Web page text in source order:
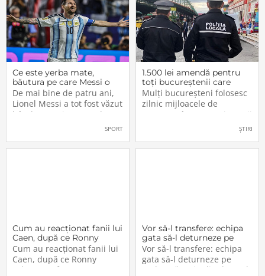
Ce este yerba mate,
băutura pe care Messi o
bea înainte de meciurile
din Campionatul Mondial
2026
De mai bine de patru ani,
Lionel Messi a tot fost văzut
bând un ceai extrem de
popular în Argentina. Este
plantă tradițională sud-
SPORT
1.500 lei amendă pentru
toți bucureștenii care
refuză să facă acest lucru
acum, în 2026.
Mulți bucureșteni folosesc
zilnic mijloacele de
transport în comun, iar unii
dintre ei călătoresc adesea
cu autobuzul sau tramvaiul
fără a plăti un bilet. Iar în
ȘTIRI
Cum au reacționat fanii lui
Caen, după ce Ronny
Labonne a fost prezentat
oficial la FCSB
Cum au reacționat fanii lui
Caen, după ce Ronny
Labonne a fost prezentat
Vor să-l transfere: echipa
gata să-l deturneze pe
Radu Drăgușin din drumul
către Juventus!
Vor să-l transfere: echipa
gata să-l deturneze pe
Radu Drăgușin din drumul